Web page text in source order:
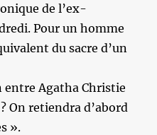
de l’ex-
Pour un homme
du sacre d’un
entre Agatha Christie
On retiendra d’abord
».